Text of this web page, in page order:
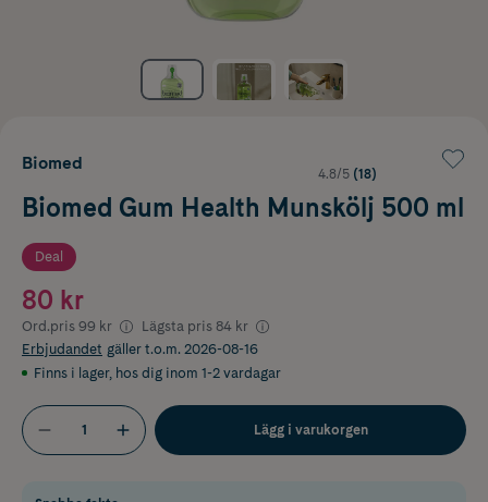
Biomed
4.8/5 (18)
Biomed Gum Health Munskölj 500 ml
Deal
80 kr
Ord.pris 99 kr Lägsta pris 84 kr
Erbjudandet gäller t.o.m. 2026-08-16
Finns i lager, hos dig inom 1-2 vardagar
Lägg i varukorgen